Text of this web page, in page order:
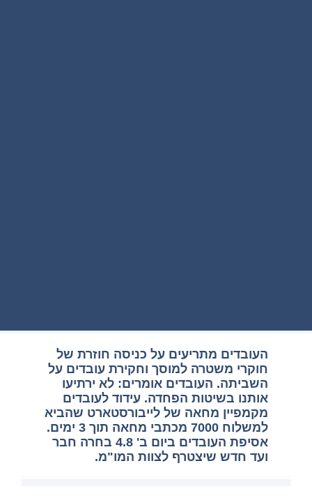
העובדים מתריעים על כניסה חוזרת של
חוקרי משטרה למוסך וחקירת עובדים על
השביתה. העובדים אומרים: לא ירתיעו
אותנו בשיטות הפחדה. עידוד לעובדים
מקמפיין מחאה של לייבורסטארט שהביא
למשלוח 7000 מכתבי מחאה תוך 3 ימים.
אסיפת העובדים ביום ב' 4.8 בחרה חבר
ועד חדש שיצטרף לצוות המו"מ.